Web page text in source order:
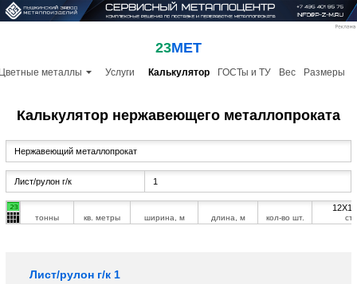
23МЕТ
металлы Услуги Калькулятор ГОСТы и ТУ Вес Размеры
Калькулятор нержавеющего металлопроката
тонны кв. метры ширина, м длина, м кол-во шт.
Лист/рулон г/к 1